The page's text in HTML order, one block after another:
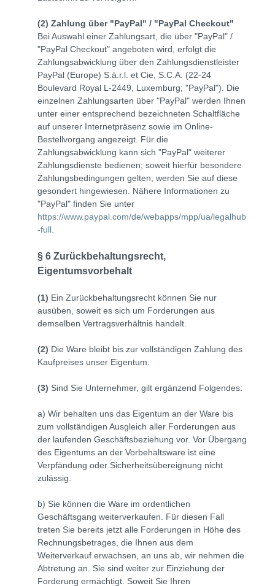
(2) Zahlung über "PayPal" / "PayPal Checkout"
Bei Auswahl einer Zahlungsart, die über "PayPal" /
"PayPal Checkout" angeboten wird, erfolgt die
Zahlungsabwicklung über den Zahlungsdienstleister
PayPal (Europe) S.à.r.l. et Cie, S.C.A. (22-24
Boulevard Royal L-2449, Luxemburg; "PayPal"). Die
einzelnen Zahlungsarten über "PayPal" werden Ihnen
unter einer entsprechend bezeichneten Schaltfläche
auf unserer Internetpräsenz sowie im Online-
Bestellvorgang angezeigt. Für die
Zahlungsabwicklung kann sich "PayPal" weiterer
Zahlungsdienste bedienen; soweit hierfür besondere
Zahlungsbedingungen gelten, werden Sie auf diese
gesondert hingewiesen. Nähere Informationen zu
"PayPal" finden Sie unter
https://www.paypal.com/de/webapps/mpp/ua/legalhub
-full
§ 6 Zurückbehaltungsrecht,
Eigentumsvorbehalt
(1) Ein Zurückbehaltungsrecht können Sie nur
ausüben, soweit es sich um Forderungen aus
demselben Vertragsverhältnis handelt.
(2) Die Ware bleibt bis zur vollständigen Zahlung des
Kaufpreises unser Eigentum.
(3) Sind Sie Unternehmer, gilt ergänzend Folgendes:
a) Wir behalten uns das Eigentum an der Ware bis
zum vollständigen Ausgleich aller Forderungen aus
der laufenden Geschäftsbeziehung vor. Vor Übergang
des Eigentums an der Vorbehaltsware ist eine
Verpfändung oder Sicherheitsübereignung nicht
zulässig.
b) Sie können die Ware im ordentlichen
Geschäftsgang weiterverkaufen. Für diesen Fall
treten Sie bereits jetzt alle Forderungen in Höhe des
Rechnungsbetrages, die Ihnen aus dem
Weiterverkauf erwachsen, an uns ab, wir nehmen die
Abtretung an. Sie sind weiter zur Einziehung der
Forderung ermächtigt. Soweit Sie Ihren